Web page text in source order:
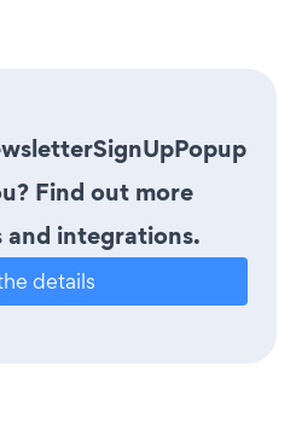
Find out more
integrations.
details